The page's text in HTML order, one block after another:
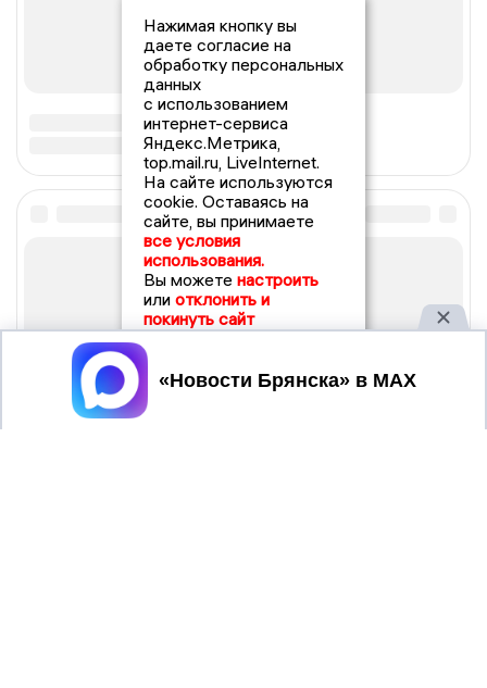
Нажимая кнопку вы
даете согласие на
обработку персональных
данных
с использованием
интернет-сервиса
Яндекс.Метрика,
top.mail.ru, LiveInternet.
На сайте используются
cookie. Оставаясь на
сайте, вы принимаете
все условия
использования.
Вы можете настроить
или отклонить и
покинуть сайт
Принять